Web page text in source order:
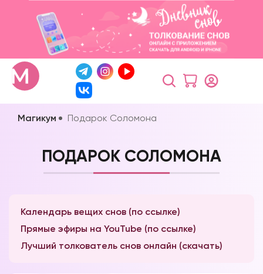
Магикум Подарок Соломона
ПОДАРОК СОЛОМОНА
Календарь вещих снов (по ссылке)
Прямые эфиры на YouTube (по ссылке)
Лучший толкователь снов онлайн (скачать)